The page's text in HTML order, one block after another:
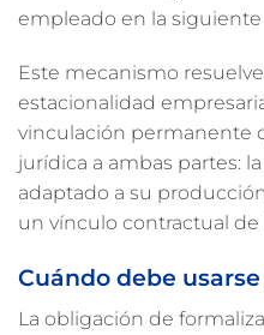
empleado en la siguiente
Este mecanismo
estacionalidad
vinculación permanente
jurídica a ambas partes:
adaptado a su
un vínculo contractual de
Cuándo debe
La obligación de